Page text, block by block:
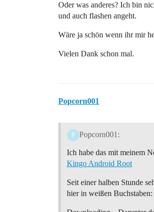
Oder was anderes? Ich bin
und auch flashen angeht.
Wäre ja schön wenn ihr mir
Vielen Dank schon mal.
Popcorn001
Popcorn001:
Ich habe das mit meinem
Kingo Android Root
Seit einer halben Stunde
hier in weißen Buchstaben: